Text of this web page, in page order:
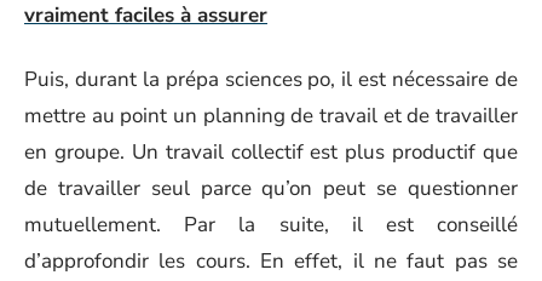
vraiment faciles à assurer
Puis, durant la prépa sciences po, il est nécessaire de
mettre au point un planning de travail et de travailler
en groupe. Un travail collectif est plus productif que
de travailler seul parce qu’on peut se questionner
mutuellement. Par la suite, il est conseillé
d’approfondir les cours. En effet, il ne faut pas se